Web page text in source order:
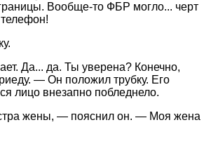
Вообще-то ФБР могло... черт
Да... да. Ты уверена? Конечно,
— Он положил трубку. Его
лицо внезапно побледнело.
жены, — пояснил он. — Моя жена